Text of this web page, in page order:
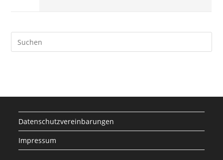
Datenschutzvereinbarungen
Impressum